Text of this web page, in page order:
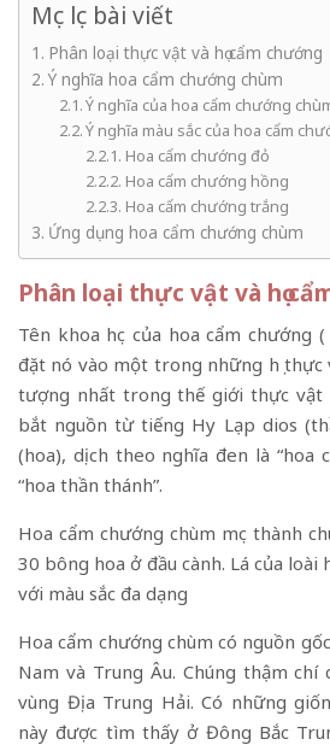
Mục lục bài viết
Phân loại thực vật và họ cẩm chướng
Ý nghĩa hoa cẩm chướng chùm
Ý nghĩa của hoa cẩm chướng
Ý nghĩa màu sắc của hoa cẩm
Hoa cẩm chướng đỏ
Hoa cẩm chướng hồng
Hoa cẩm chướng trắng
Ứng dụng hoa cẩm chướng chùm
Phân loại thực vật và họ
Tên khoa học của hoa cẩm chướng
đặt nó vào một trong những họ thực
tượng nhất trong thế giới thực vật
bắt nguồn từ tiếng Hy Lạp dios
(hoa), dịch theo nghĩa đen là “hoa
“hoa thần thánh”.
Hoa cẩm chướng chùm mọc thành
30 bông hoa ở đầu cành. Lá của loài
với màu sắc đa dạng
Hoa cẩm chướng chùm có nguồn
Nam và Trung Âu. Chúng thậm
vùng Địa Trung Hải. Có những
này được tìm thấy ở Đông Bắc